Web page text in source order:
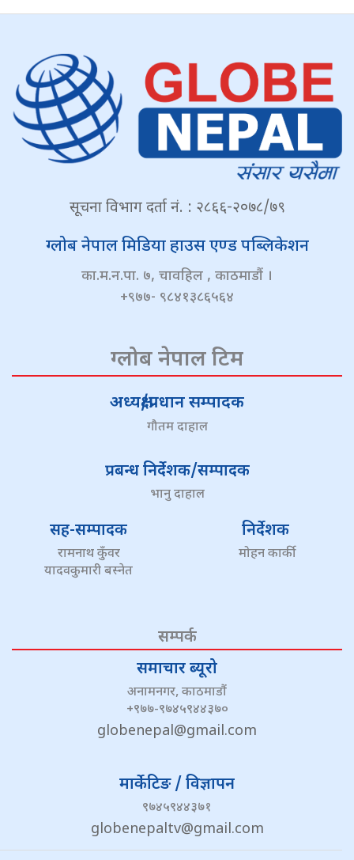
सूचना विभाग दर्ता नं. : २८६६-२०७८/७९
ग्लोब नेपाल मिडिया हाउस एण्ड पब्लिकेशन
का.म.न.पा. ७, चावहिल , काठमाडौं ।
+९७७- ९८४१३८६५६४
ग्लोब नेपाल टिम
अध्यक्ष/प्रधान सम्पादक
गौतम दाहाल
प्रबन्ध निर्देशक/सम्पादक
भानु दाहाल
सह-सम्पादक
रामनाथ कुँवर
यादवकुमारी बस्नेत
निर्देशक
मोहन कार्की
सम्पर्क
समाचार ब्यूरो
अनामनगर, काठमाडौं
+९७७-९७४५९४४३७०
globenepal@gmail.com
मार्केटिङ / विज्ञापन
९७४५९४४३७१
globenepaltv@gmail.com